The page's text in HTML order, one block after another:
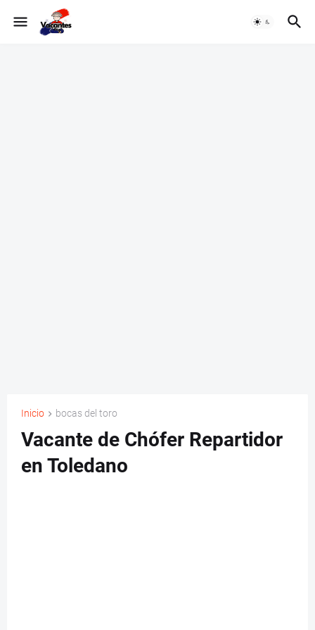
Inicio bocas del toro
Vacante de Chófer Repartidor
en Toledano